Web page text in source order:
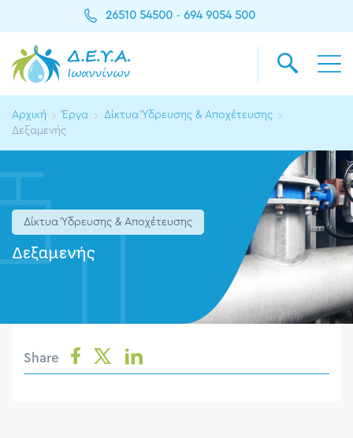
26510 54500 - 694 9054 500
Αρχική Έργα
Δίκτυα Ύδρευσης & Αποχέτευσης
Δεξαμενής
Δίκτυα Ύδρευσης & Αποχέτευσης
Δεξαμενής
Share